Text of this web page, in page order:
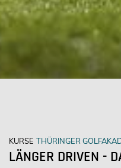
KURSE THÜRINGER
LÄNGER DRIVEN -